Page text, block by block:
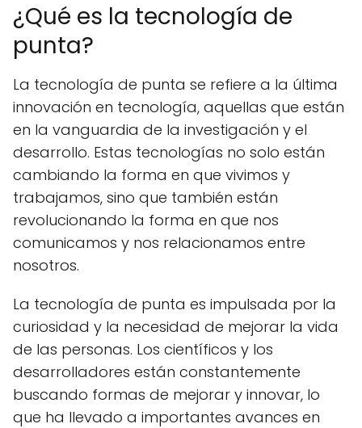
¿Qué es la tecnología de
punta?
La tecnología de punta se refiere a la última
innovación en tecnología, aquellas que están
en la vanguardia de la investigación y el
desarrollo. Estas tecnologías no solo están
cambiando la forma en que vivimos y
trabajamos, sino que también están
revolucionando la forma en que nos
comunicamos y nos relacionamos entre
nosotros.
La tecnología de punta es impulsada por la
curiosidad y la necesidad de mejorar la vida
de las personas. Los científicos y los
desarrolladores están constantemente
buscando formas de mejorar y innovar, lo
que ha llevado a importantes avances en